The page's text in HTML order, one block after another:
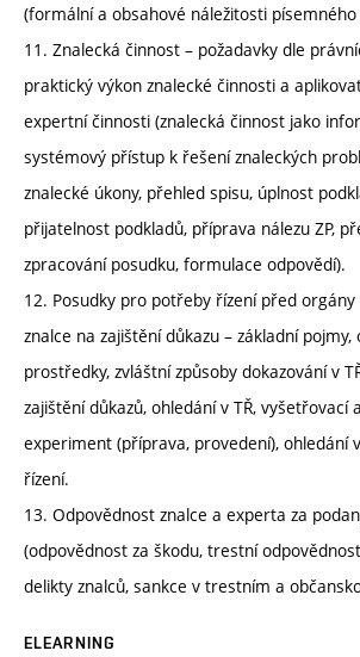
(formální a obsahové náležitosti písemného
11. Znalecká činnost – požadavky dle
praktický výkon znalecké činnosti a
expertní činnosti (znalecká činnost jako
systémový přístup k řešení znaleckých
znalecké úkony, přehled spisu, úplnost
přijatelnost podkladů, příprava nálezu ZP,
zpracování posudku, formulace odpovědí).
12. Posudky pro potřeby řízení před
znalce na zajištění důkazu – základní pojmy,
prostředky, zvláštní způsoby dokazování v
zajištění důkazů, ohledání v TŘ, vyšetřovací
experiment (příprava, provedení), ohledání
řízení.
13. Odpovědnost znalce a experta za
(odpovědnost za škodu, trestní
delikty znalců, sankce v trestním a
ELEARNING